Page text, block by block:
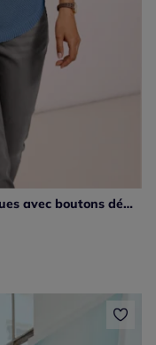
Pull encolure ronde à manches longues avec boutons décoratifs et finitions côtelées